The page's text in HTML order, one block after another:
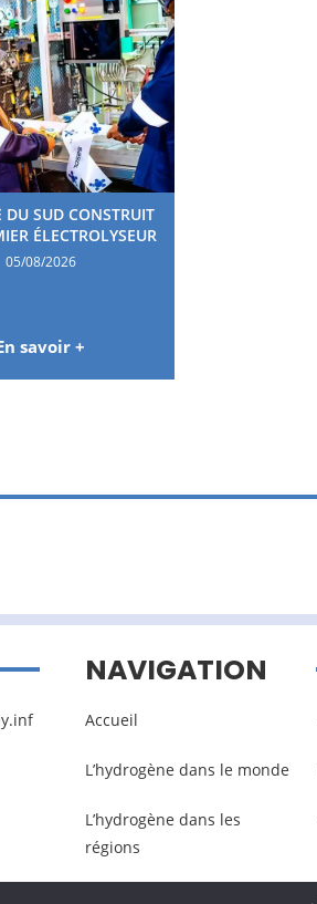
DU SUD CONSTRUIT
ÉLECTROLYSEUR
05/08/2026
savoir +
NAVIGATION
Accueil
L’hydrogène dans le monde
L’hydrogène dans les
régions